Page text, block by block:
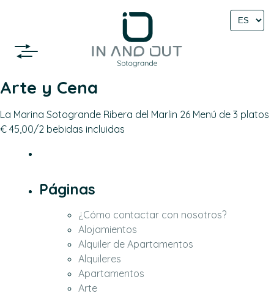
Select
language
Arte y Cena
La Marina Sotogrande Ribera del Marlin 26 Menú de 3 platos
€ 45,00/2 bebidas incluidas
Páginas
¿Cómo contactar con nosotros?
Alojamientos
Alquiler de Apartamentos
Alquileres
Apartamentos
Arte